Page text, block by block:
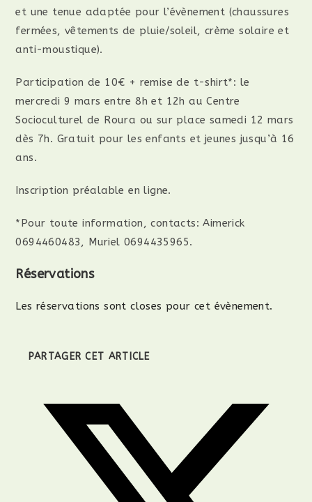
et une tenue adaptée pour l’évènement (chaussures
fermées, vêtements de pluie/soleil, crème solaire et
anti-moustique).
Participation de 10€ + remise de t-shirt*: le
mercredi 9 mars entre 8h et 12h au Centre
Socioculturel de Roura ou sur place samedi 12 mars
dès 7h. Gratuit pour les enfants et jeunes jusqu’à 16
ans.
Inscription préalable en ligne.
*Pour toute information, contacts: Aimerick
0694460483, Muriel 0694435965.
Réservations
Les réservations sont closes pour cet évènement.
PARTAGER CET ARTICLE